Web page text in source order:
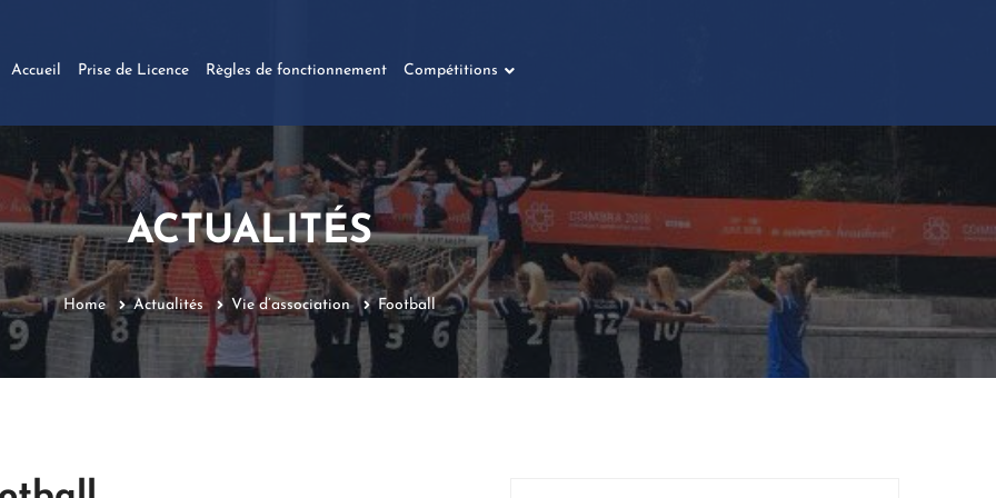
Accueil Prise de Licence Règles de fonctionnement Compétitions
ACTUALITÉS
Home Actualités Vie d’association Football